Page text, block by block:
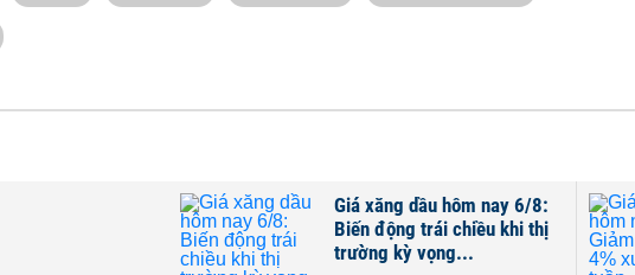
Giá xăng dầu hôm nay 6/8:
Biến động trái chiều khi thị
Giá xăng dầu hôm nay 4/8:
Giảm khoảng 4% xuống đáy
3 tuần